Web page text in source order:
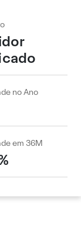
no Ano
em 36M